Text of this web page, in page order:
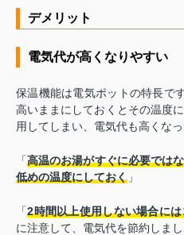
デメリット
電気代が高くなりやすい
保温機能は電気ポットの特長で
高いままにしておくとその温度
用してしまい、電気代も高くなっ
「高温のお湯がすぐに必要では
低めの温度にしておく 」
「2時間以上使用しない場合に
に注意して、電気代を節約しまし